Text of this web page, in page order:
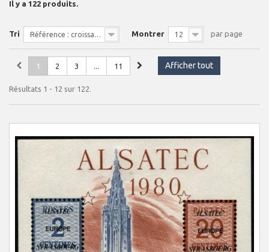
Il y a 122 produits.
Tri Référence : croissante Montrer 12 par page
Afficher tout
1 2 3 ... 11
Résultats 1 - 12 sur 122.